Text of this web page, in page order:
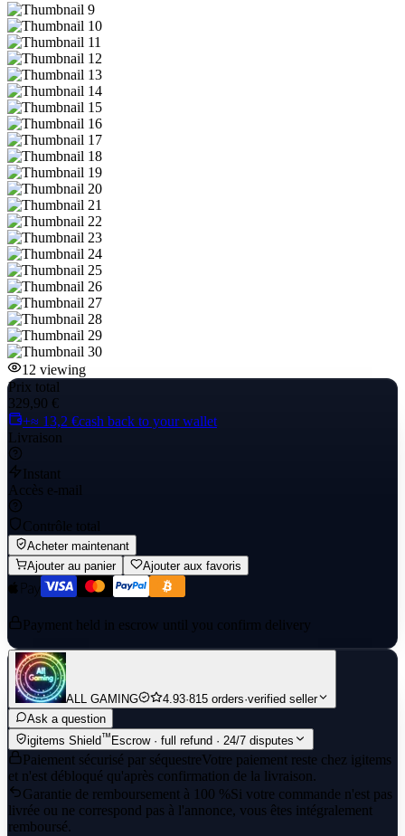
12 viewing
Prix total
329,90 €
+≈ 13,2 €cash back to your wallet
Livraison
Instant
Accès e-mail
Contrôle total
Acheter maintenant
Ajouter au panier
Ajouter aux favoris
Payment held in escrow until you confirm delivery
ALL GAMING 4.93·815 orders·verified seller
Ask a question
igitems Shield™ Escrow · full refund · 24/7 disputes
Paiement sécurisé par séquestreVotre paiement reste chez igitems
et n'est débloqué qu'après confirmation de la livraison.
Garantie de remboursement à 100 %Si votre commande n'est pas
livrée ou ne correspond pas à l'annonce, vous êtes intégralement
remboursé.